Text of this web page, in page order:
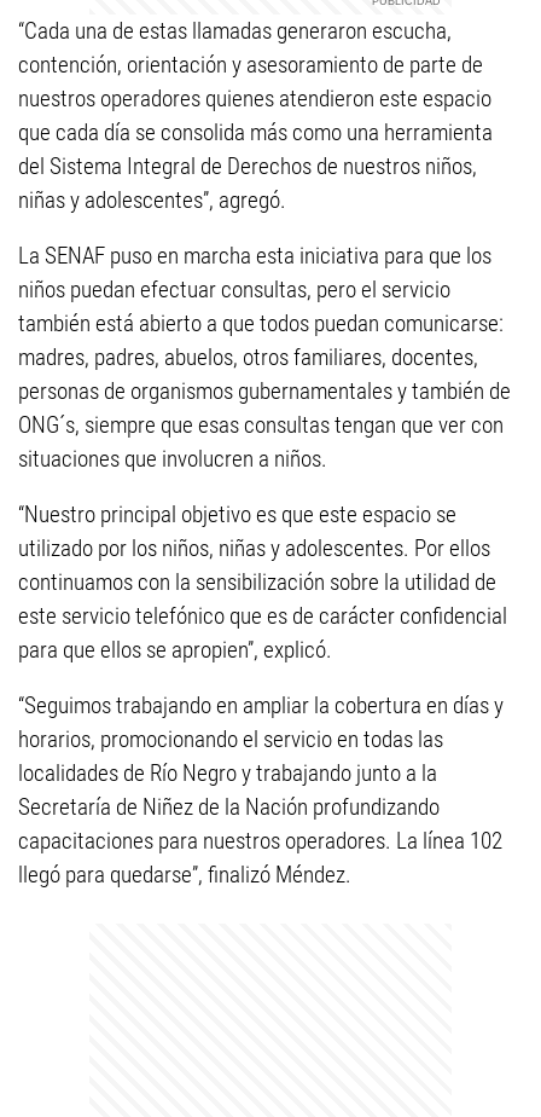
“Cada una de estas llamadas generaron escucha,
contención, orientación y asesoramiento de parte de
nuestros operadores quienes atendieron este espacio
que cada día se consolida más como una herramienta
del Sistema Integral de Derechos de nuestros niños,
niñas y adolescentes”, agregó.
La SENAF puso en marcha esta iniciativa para que los
niños puedan efectuar consultas, pero el servicio
también está abierto a que todos puedan comunicarse:
madres, padres, abuelos, otros familiares, docentes,
personas de organismos gubernamentales y también de
ONG´s, siempre que esas consultas tengan que ver con
situaciones que involucren a niños.
“Nuestro principal objetivo es que este espacio se
utilizado por los niños, niñas y adolescentes. Por ellos
continuamos con la sensibilización sobre la utilidad de
este servicio telefónico que es de carácter confidencial
para que ellos se apropien”, explicó.
“Seguimos trabajando en ampliar la cobertura en días y
horarios, promocionando el servicio en todas las
localidades de Río Negro y trabajando junto a la
Secretaría de Niñez de la Nación profundizando
capacitaciones para nuestros operadores. La línea 102
llegó para quedarse”, finalizó Méndez.